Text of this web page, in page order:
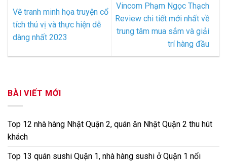
Vẽ tranh minh họa truyện cổ
tích thú vị và thực hiện dễ
dàng nhất 2023
Vincom Phạm Ngọc Thạch
Review chi tiết mới nhất về
trung tâm mua sắm và giải
trí hàng đầu
BÀI VIẾT MỚI
Top 12 nhà hàng Nhật Quận 2, quán ăn Nhật Quận 2 thu hút
khách
Top 13 quán sushi Quận 1, nhà hàng sushi ở Quận 1 nổi